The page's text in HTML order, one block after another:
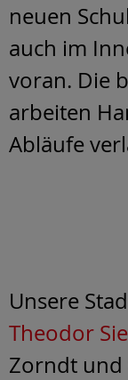
neuen
auch im
voran. Die
arbeiten
Abläufe
Unsere
Theodor
Zorndt und